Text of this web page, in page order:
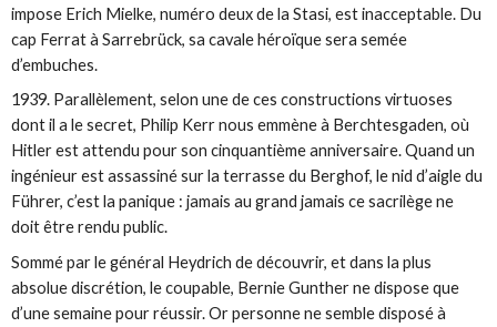
impose Erich Mielke, numéro deux de la Stasi, est inacceptable. Du
cap Ferrat à Sarrebrück, sa cavale héroïque sera semée
d’embuches.
1939. Parallèlement, selon une de ces constructions virtuoses
dont il a le secret, Philip Kerr nous emmène à Berchtesgaden, où
Hitler est attendu pour son cinquantième anniversaire. Quand un
ingénieur est assassiné sur la terrasse du Berghof, le nid d’aigle du
Führer, c’est la panique : jamais au grand jamais ce sacrilège ne
doit être rendu public.
Sommé par le général Heydrich de découvrir, et dans la plus
absolue discrétion, le coupable, Bernie Gunther ne dispose que
d’une semaine pour réussir. Or personne ne semble disposé à